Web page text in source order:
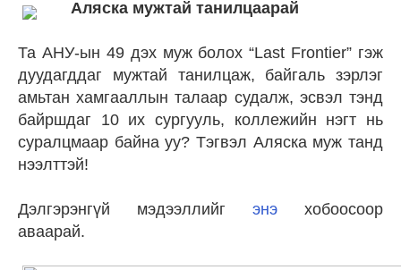
Аляска мужтай танилцаарай
Та АНУ-ын 49 дэх муж болох “Last Frontier” гэж
дуудагддаг мужтай танилцаж, байгаль зэрлэг
амьтан хамгааллын талаар судалж, эсвэл тэнд
байршдаг 10 их сургууль, коллежийн нэгт нь
суралцмаар байна уу? Тэгвэл Аляска муж танд
нээлттэй!
Дэлгэрэнгүй мэдээллийг энэ хобоосоор
аваарай.